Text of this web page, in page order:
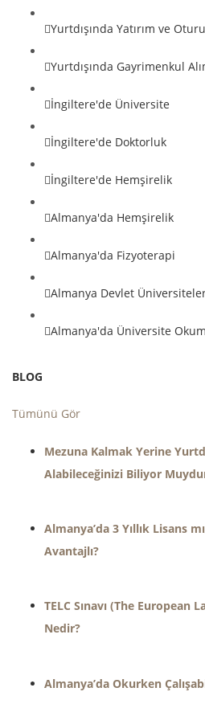
Yurtdışında Yatırım ve
Yurtdışında Gayrimenkul
İngiltere'de Üniversite
İngiltere'de Doktorluk
İngiltere'de Hemşirelik
Almanya'da Hemşirelik
Almanya'da Fizyoterapi
Almanya Devlet
Almanya'da Üniversite
BLOG
Tümünü Gör
Mezuna Kalmak Yerine
Alabileceğinizi Biliyor
Almanya’da 3 Yıllık Lisans
Avantajlı?
TELC Sınavı (The European
Nedir?
Almanya’da Okurken